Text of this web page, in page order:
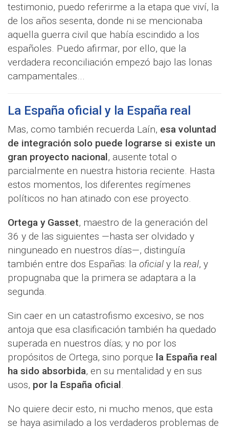
testimonio, puedo referirme a la etapa que viví, la
de los años sesenta, donde ni se mencionaba
aquella guerra civil que había escindido a los
españoles. Puedo afirmar, por ello, que la
verdadera reconciliación empezó bajo las lonas
campamentales...
La España oficial y la España real
Mas, como también recuerda Laín, esa voluntad
de integración solo puede lograrse si existe un
gran proyecto nacional, ausente total o
parcialmente en nuestra historia reciente. Hasta
estos momentos, los diferentes regímenes
políticos no han atinado con ese proyecto.
Ortega y Gasset, maestro de la generación del
36 y de las siguientes —hasta ser olvidado y
ninguneado en nuestros días—, distinguía
también entre dos Españas: la oficial y la real, y
propugnaba que la primera se adaptara a la
segunda.
Sin caer en un catastrofismo excesivo, se nos
antoja que esa clasificación también ha quedado
superada en nuestros días; y no por los
propósitos de Ortega, sino porque la España real
ha sido absorbida, en su mentalidad y en sus
usos, por la España oficial.
No quiere decir esto, ni mucho menos, que esta
se haya asimilado a los verdaderos problemas de